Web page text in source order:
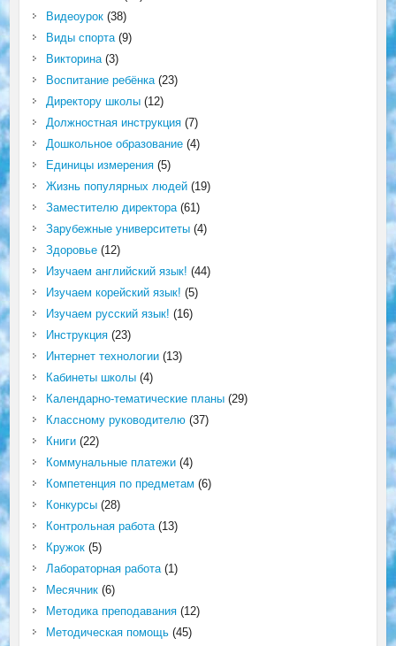
Видеоурок(38)
Виды спорта(9)
Викторина(3)
Воспитание ребёнка(23)
Директору школы(12)
Должностная инструкция(7)
Дошкольное образование(4)
Единицы измерения(5)
Жизнь популярных людей(19)
Заместителю директора(61)
Зарубежные университеты(4)
Здоровье(12)
Изучаем английский язык! (44)
Изучаем корейский язык! (5)
Изучаем русский язык! (16)
Инструкция(23)
Интернет технологии(13)
Кабинеты школы(4)
Календарно-тематические планы(29)
Классному руководителю(37)
Книги(22)
Коммунальные платежи(4)
Компетенция по предметам (6)
Конкурсы(28)
Контрольная работа(13)
Кружок(5)
Лабораторная работа(1)
Месячник(6)
Методика преподавания(12)
Методическая помощь(45)